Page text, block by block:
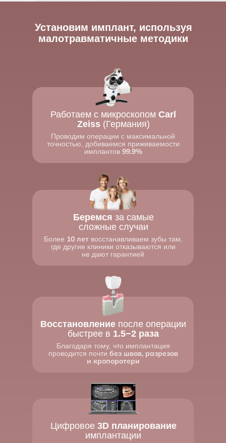
Установим имплант, используя
малотравматичные методики
Работаем с микроскопом Carl
Zeiss (Германия)
Беремся за самые
сложные случаи
Восстановление после операции
быстрее в 1.5−2 раза
Цифровое 3D планирование
имплантации
Проводим операции с максимальной
точностью, добиваемся приживаемости
имплантов 99.9%
Более 10 летвосстанавливаем зубы там,
где другие клиники отказываются или
не дают гарантией
Благодаря тому, что имплантация
проводится почти без швов, разрезов
и кропоротери